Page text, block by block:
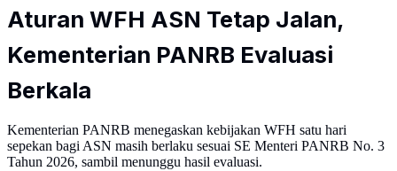
Aturan WFH ASN Tetap Jalan,
Kementerian PANRB Evaluasi
Berkala
Kementerian PANRB menegaskan kebijakan WFH satu hari
sepekan bagi ASN masih berlaku sesuai SE Menteri PANRB No. 3
Tahun 2026, sambil menunggu hasil evaluasi.